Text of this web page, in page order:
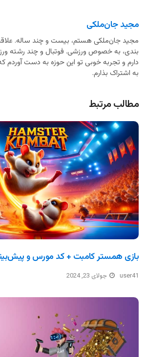
مجید جان‌ملکی
مجید جان‌ملکی هستم، بیست و چند ساله.
بندی، به خصوص ورزشی. فوتبال و چند رشته
دارم و تجربه خوبی تو این حوزه به دست آوردم
به اشتراک بذارم.
مطالب مرتبط
بازی همستر کامبت + کد مورس و
user41 جولای 23, 2024